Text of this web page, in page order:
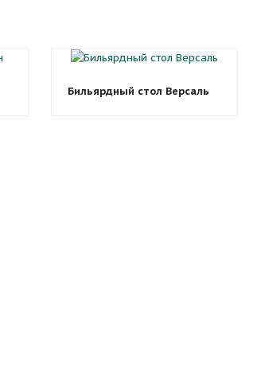
Бильярдный стол Версаль